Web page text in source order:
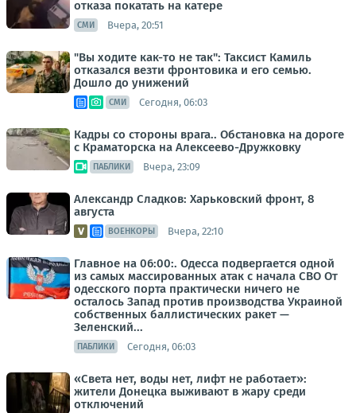
отказа покатать на катере
СМИ Вчера, 20:51
"Вы ходите как-то не так": Таксист Камиль
отказался везти фронтовика и его семью.
Дошло до унижений
СМИ Сегодня, 06:03
Кадры со стороны врага.. Обстановка на дороге
с Краматорска на Алексеево-Дружковку
ПАБЛИКИ Вчера, 23:09
Александр Сладков: Харьковский фронт, 8
августа
ВОЕНКОРЫ Вчера, 22:10
Главное на 06:00:. Одесса подвергается одной
из самых массированных атак с начала СВО От
одесского порта практически ничего не
осталось Запад против производства Украиной
собственных баллистических ракет —
Зеленский...
ПАБЛИКИ Сегодня, 06:03
«Света нет, воды нет, лифт не работает»:
жители Донецка выживают в жару среди
отключений